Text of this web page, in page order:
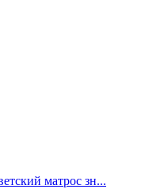
матрос зн...